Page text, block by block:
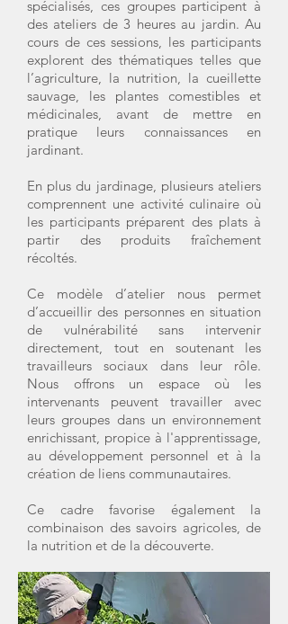
spécialisés, ces groupes participent à
des ateliers de 3 heures au jardin. Au
cours de ces sessions, les participants
explorent des thématiques telles que
l’agriculture, la nutrition, la cueillette
sauvage, les plantes comestibles et
médicinales, avant de mettre en
pratique leurs connaissances en
jardinant.
En plus du jardinage, plusieurs ateliers
comprennent une activité culinaire où
les participants préparent des plats à
partir des produits fraîchement
récoltés.
Ce modèle d’atelier nous permet
d’accueillir des personnes en situation
de vulnérabilité sans intervenir
directement, tout en soutenant les
travailleurs sociaux dans leur rôle.
Nous offrons un espace où les
intervenants peuvent travailler avec
leurs groupes dans un environnement
enrichissant, propice à l'apprentissage,
au développement personnel et à la
création de liens communautaires.
Ce cadre favorise également la
combinaison des savoirs agricoles, de
la nutrition et de la découverte.